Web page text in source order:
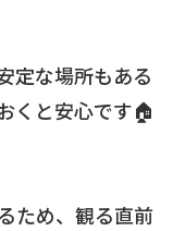
定な場所もある
くと安心です🏠
ため、観る直前